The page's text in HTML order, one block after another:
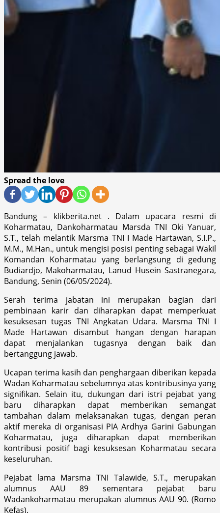
Spread the love
Bandung – klikberita.net . Dalam upacara resmi di
Koharmatau, Dankoharmatau Marsda TNI Oki Yanuar,
S.T., telah melantik Marsma TNI I Made Hartawan, S.I.P.,
M.M., M.Han., untuk mengisi posisi penting sebagai Wakil
Komandan Koharmatau yang berlangsung di gedung
Budiardjo, Makoharmatau, Lanud Husein Sastranegara,
Bandung, Senin (06/05/2024).
Serah terima jabatan ini merupakan bagian dari
pembinaan karir dan diharapkan dapat memperkuat
kesuksesan tugas TNI Angkatan Udara. Marsma TNI I
Made Hartawan disambut hangan dengan harapan
dapat menjalankan tugasnya dengan baik dan
bertanggung jawab.
Ucapan terima kasih dan penghargaan diberikan kepada
Wadan Koharmatau sebelumnya atas kontribusinya yang
signifikan. Selain itu, dukungan dari istri pejabat yang
baru diharapkan dapat memberikan semangat
tambahan dalam melaksanakan tugas, dengan peran
aktif mereka di organisasi PIA Ardhya Garini Gabungan
Koharmatau, juga diharapkan dapat memberikan
kontribusi positif bagi kesuksesan Koharmatau secara
keseluruhan.
Pejabat lama Marsma TNI Talawide, S.T., merupakan
alumnus AAU 89 sementara pejabat baru
Wadankoharmatau merupakan alumnus AAU 90. (Romo
Kefas).